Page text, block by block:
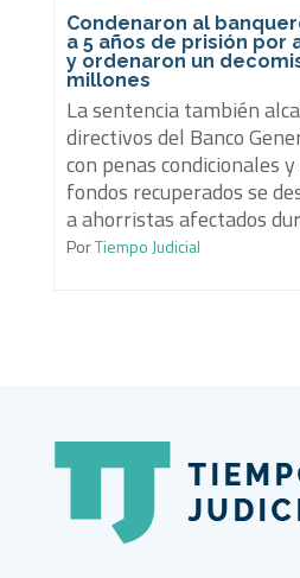
Condenaron al
a 5 años de prisión por
y ordenaron un
millones
La sentencia también
directivos del Banco
con penas condicionales
fondos recuperados se
a ahorristas afectados
PorTiempo Judicial